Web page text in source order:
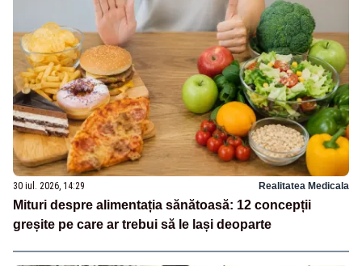
30 iul. 2026, 14:29 Realitatea Medicala
Mituri despre alimentația sănătoasă: 12 concepții
greșite pe care ar trebui să le lași deoparte